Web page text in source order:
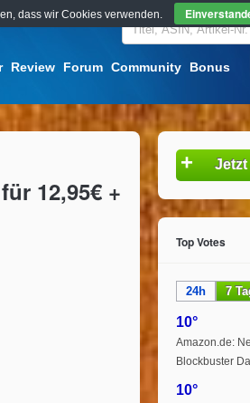
Review Forum Community Bonus
12,95€ +
+ Jetzt
Top Votes
24h 7
10°
Amazon.de:
Blockbuster
10°
dass wir Cookies verwenden.